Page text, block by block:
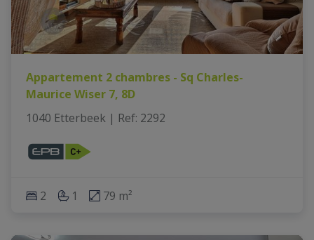
Appartement 2 chambres - Sq Charles-
Maurice Wiser 7, 8D
1040 Etterbeek | Ref: 2292
2 1 79 m²